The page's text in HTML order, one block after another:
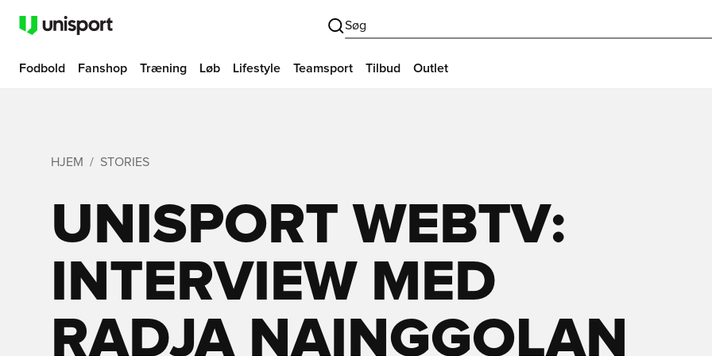
Søg
Fodbold Fanshop Træning Løb Lifestyle Teamsport Tilbud Outlet
HJEM STORIES
UNISPORT WEBTV:
INTERVIEW MED
RADJA NAINGGOLAN